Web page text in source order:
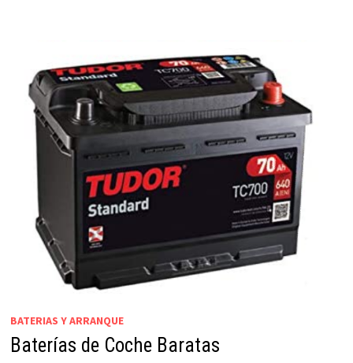
BATERIAS Y ARRANQUE
Baterías de Coche Baratas